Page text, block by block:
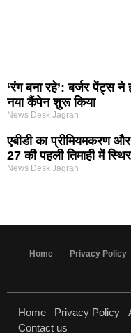
‘रंग बना रहे’: बर्जर पेंट्स
नया कैंपेन शुरू किया
News Desk Jagran
एबीडी का प्रीमियमकरण और
27 की पहली तिमाही में
News Desk Jagran
Home Privacy Policy
Home Privacy Policy
Contact us